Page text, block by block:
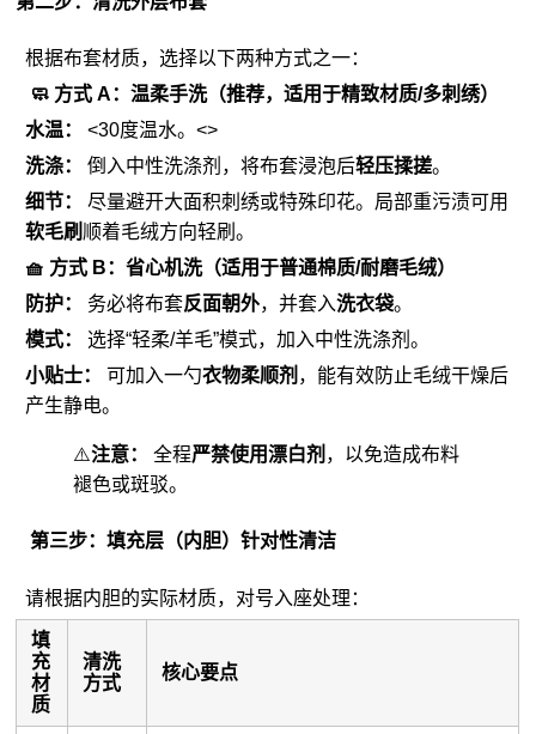
根据布套材质，选择以下两种方式之一：
🧼 方式 A：温柔手洗（推荐，适用于精致材质/多刺绣）
水温：
<30度温水。<>
洗涤：
倒入中性洗涤剂，将布套浸泡后轻压揉搓。
细节：
尽量避开大面积刺绣或特殊印花。局部重污渍可用
软毛刷 顺着毛绒方向轻刷。
🧺 方式 B：省心机洗（适用于普通棉质/耐磨毛绒）
防护：
务必将布套反面朝外，并套入洗衣袋。
模式：
选择“轻柔/羊毛”模式，加入中性洗涤剂。
小贴士：
可加入一勺衣物柔顺剂 ，能有效防止毛绒干燥后
产生静电。
⚠️注意： 全程严禁使用漂白剂 ，以免造成布料
褪色或斑驳。
第三步：填充层（内胆）针对性清洁
请根据内胆的实际材质，对号入座处理：
填
充
材
质
清洗
方式
核心要点